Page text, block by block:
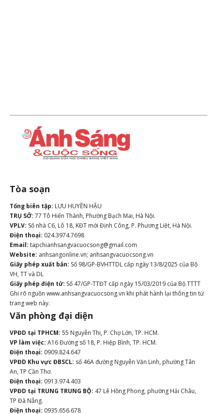
Tòa soạn
Tổng biên tập: LƯU HUYỀN HẬU
TRỤ SỞ: 77 Tô Hiến Thành, Phường Bạch Mai, Hà Nội.
VPLV: Số nhà C6, Lô 18, KĐT mới Định Công, P. Phương Liệt, Hà Nội.
Điện thoại: 024.3974.7698
Email: tapchianhsangvacuocsong@gmail.com
Website: anhsangonline.vn; anhsangvacuocsong.vn
Giấy phép xuất bản: Số 98/GP-BVHTTDL cấp ngày 13/8/2025 của Bộ
VH, TT và DL
Giấy phép điện tử: Số 47/GP-TTĐT cấp ngày 15/03/2019 của Bộ TTTT
Ghi rõ nguồn www.anhsangvacuocsong.vn khi phát hành lại thông tin từ
trang web này.
Văn phòng đại diện
VPĐD tại TPHCM: 55 Nguyễn Thi, P. Chợ Lớn, TP. HCM.
VP làm việc: A16 Đường số 18, P. Hiệp Bình, TP. HCM.
Điện thoại: 0909.824.647
VPĐD Khu vực ĐBSCL: số 46A đường Nguyễn Văn Linh, phường Tân
An, TP Cần Thơ.
Điện thoại: 0913.974.403
VPĐD tại TRUNG TRUNG BỘ: 47 Lê Hồng Phong, phường Hải Châu,
TP Đà Nẵng.
Điện thoại: 0935.656.678